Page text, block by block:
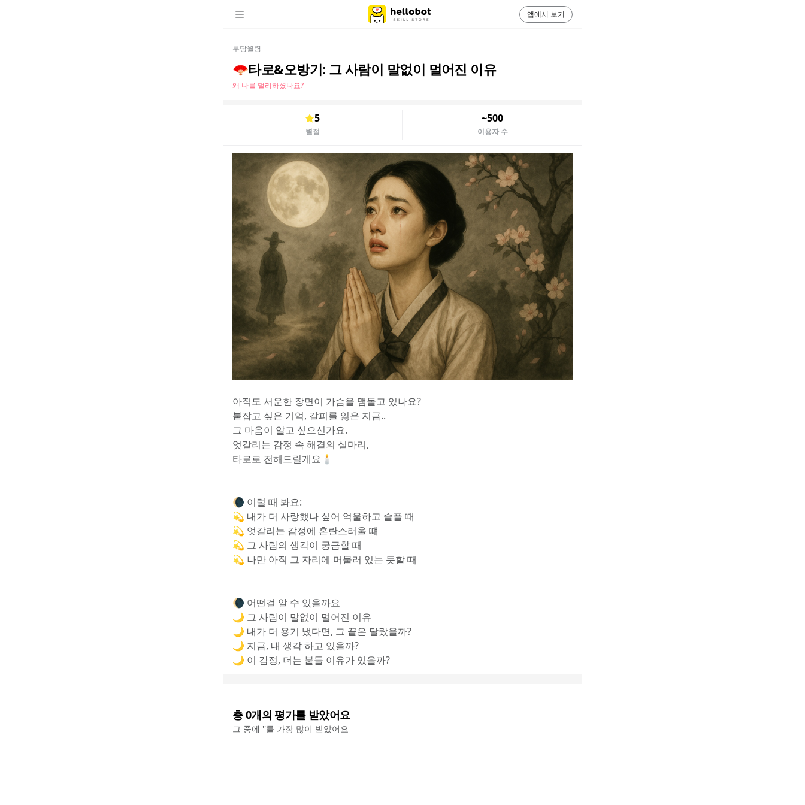
무당월령
🪭타로&오방기: 그 사람이 말없이 멀어진 이유
왜 나를 멀리하셨나요?
5
별점
~500
이용자 수
아직도 서운한 장면이 가슴을 맴돌고 있나요?
붙잡고 싶은 기억, 갈피를 잃은 지금..
그 마음이 알고 싶으신가요.
엇갈리는 감정 속 해결의 실마리,
타로로 전해드릴게요🕯️
🌘 이럴 때 봐요:
💫 내가 더 사랑했나 싶어 억울하고 슬플 때
💫 엇갈리는 감정에 혼란스러울 떄
💫 그 사람의 생각이 궁금할 때
💫 나만 아직 그 자리에 머물러 있는 듯할 때
🌘 어떤걸 알 수 있을까요
🌙 그 사람이 말없이 멀어진 이유
🌙 내가 더 용기 냈다면, 그 끝은 달랐을까?
🌙 지금, 내 생각 하고 있을까?
🌙 이 감정, 더는 붙들 이유가 있을까?
총0개의 평가를 받았어요
그 중에 ''를 가장 많이 받았어요
앱에서 보기